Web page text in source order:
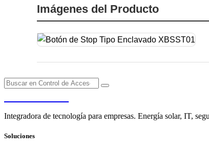
Imágenes del Producto
Integradora de tecnología para empresas. Energía solar, IT,
Soluciones